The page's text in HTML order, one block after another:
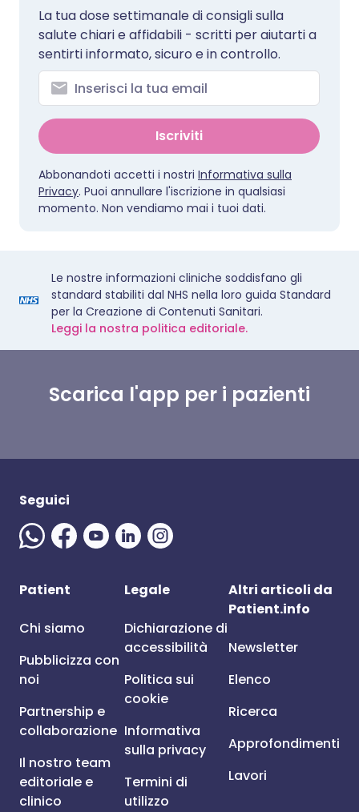
La tua dose settimanale di consigli sulla
salute chiari e affidabili - scritti per aiutarti a
sentirti informato, sicuro e in controllo.
Iscriviti
Abbonandoti accetti i nostri Informativa sulla
Privacy. Puoi annullare l'iscrizione in qualsiasi
momento. Non vendiamo mai i tuoi dati.
Le nostre informazioni cliniche soddisfano gli
standard stabiliti dal NHS nella loro guida Standard
per la Creazione di Contenuti Sanitari.
Leggi la nostra politica editoriale.
Scarica l'app per i pazienti
Seguici
Patient
Chi siamo
Pubblicizza con
noi
Partnership e
collaborazione
Il nostro team
editoriale e
clinico
Legale
Dichiarazione di
accessibilità
Politica sui
cookie
Informativa
sulla privacy
Termini di
utilizzo
Altri articoli da
Patient.info
Newsletter
Elenco
Ricerca
Approfondimenti
Lavori